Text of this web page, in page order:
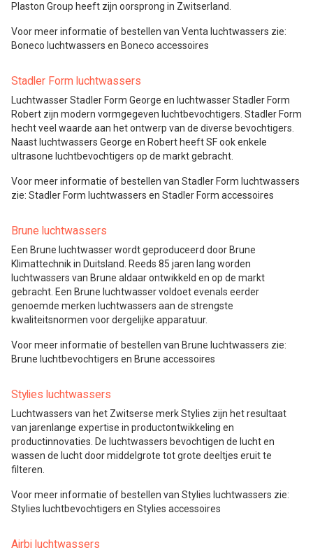
Plaston Group heeft zijn oorsprong in Zwitserland.
Voor meer informatie of bestellen van Venta luchtwassers zie:
Boneco luchtwassers en Boneco accessoires
Stadler Form luchtwassers
Luchtwasser Stadler Form George en luchtwasser Stadler Form
Robert zijn modern vormgegeven luchtbevochtigers. Stadler Form
hecht veel waarde aan het ontwerp van de diverse bevochtigers.
Naast luchtwassers George en Robert heeft SF ook enkele
ultrasone luchtbevochtigers op de markt gebracht.
Voor meer informatie of bestellen van Stadler Form luchtwassers
zie: Stadler Form luchtwassers en Stadler Form accessoires
Brune luchtwassers
Een Brune luchtwasser wordt geproduceerd door Brune
Klimattechnik in Duitsland. Reeds 85 jaren lang worden
luchtwassers van Brune aldaar ontwikkeld en op de markt
gebracht. Een Brune luchtwasser voldoet evenals eerder
genoemde merken luchtwassers aan de strengste
kwaliteitsnormen voor dergelijke apparatuur.
Voor meer informatie of bestellen van Brune luchtwassers zie:
Brune luchtbevochtigers en Brune accessoires
Stylies luchtwassers
Luchtwassers van het Zwitserse merk Stylies zijn het resultaat
van jarenlange expertise in productontwikkeling en
productinnovaties. De luchtwassers bevochtigen de lucht en
wassen de lucht door middelgrote tot grote deeltjes eruit te
filteren.
Voor meer informatie of bestellen van Stylies luchtwassers zie:
Stylies luchtbevochtigers en Stylies accessoires
Airbi luchtwassers